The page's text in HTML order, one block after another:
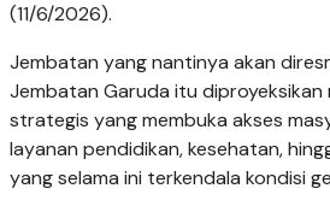
(11/6/2026).
Jembatan yang nantinya akan
Jembatan Garuda itu
strategis yang membuka akses
layanan pendidikan, kesehatan,
yang selama ini terkendala kondisi